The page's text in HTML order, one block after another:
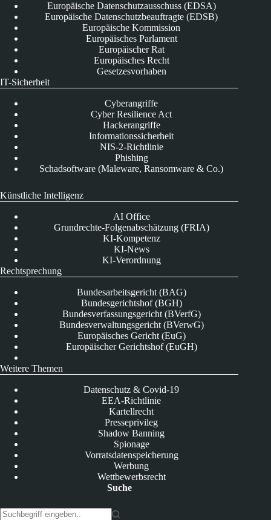
Europäische Datenschutzausschuss (EDSA)
Europäische Datenschutzbeauftragte (EDSB)
Europäische Kommission
Europäisches Parlament
Europäischer Rat
Europäisches Recht
Gesetzesvorhaben
IT-Sicherheit
Cyberangriffe
Cyber Resilience Act
Hackerangriffe
Informationssicherheit
NIS-2-Richtlinie
Phishing
Schadsoftware (Maleware, Ransomware & Co.)
Künstliche Intelligenz
AI Office
Grundrechte-Folgenabschätzung (FRIA)
KI-Kompetenz
KI-News
KI-Verordnung
Rechtsprechung
Bundesarbeitsgericht (BAG)
Bundesgerichtshof (BGH)
Bundesverfassungsgericht (BVerfG)
Bundesverwaltungsgericht (BVerwG)
Europäisches Gericht (EuG)
Europäischer Gerichtshof (EuGH)
Weitere Themen
Datenschutz & Covid-19
EEA-Richtlinie
Kartellrecht
Presseprivileg
Shadow Banning
Spionage
Vorratsdatenspeicherung
Werbung
Wettbewerbsrecht
Suche